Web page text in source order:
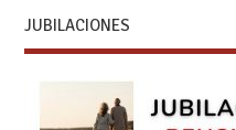
JUBILACIONES